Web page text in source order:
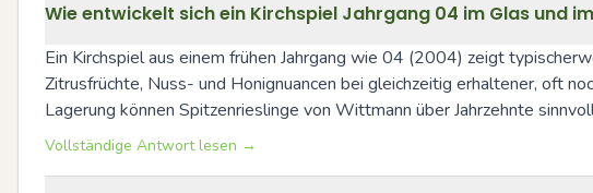
Wie entwickelt sich ein Kirchspiel Jahrgang 04 im Glas und
Ein Kirchspiel aus einem frühen Jahrgang wie 04 (2004) zeigt
Zitrusfrüchte, Nuss- und Honignuancen bei gleichzeitig erhaltener, oft
Lagerung können Spitzenrieslinge von Wittmann über Jahrzehnte
Vollständige Antwort lesen →